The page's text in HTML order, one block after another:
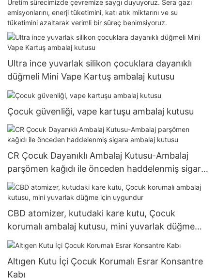
Üretim sürecimizde çevremize saygı duyuyoruz. Sera gazı
emisyonlarını, enerji tüketimini, katı atık miktarını ve su
tüketimini azaltarak verimli bir süreç benimsiyoruz.
Ultra ince yuvarlak silikon çocuklara dayanıklı
düğmeli Mini Vape Kartuş ambalaj kutusu
Çocuk güvenliği, vape kartuşu ambalaj kutusu
CR Çocuk Dayanıklı Ambalaj Kutusu-Ambalaj
parşömen kağıdı ile önceden haddelenmiş sigara
ambalaj kutusu
CBD atomizer, kutudaki kare kutu, Çocuk
korumalı ambalaj kutusu, mini yuvarlak düğme
için uygundur
Altıgen Kutu İçi Çocuk Korumalı Esrar Konsantre
Kabı